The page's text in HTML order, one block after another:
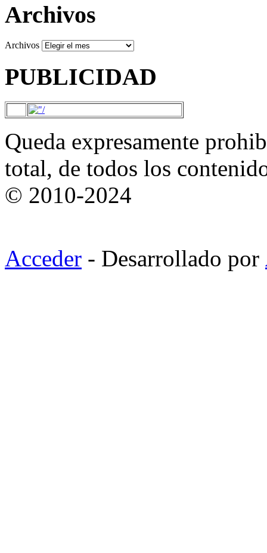
Archivos
Archivos
PUBLICIDAD
Queda expresamente
total, de todos los
© 2010-2024
Acceder - Desarrollado por